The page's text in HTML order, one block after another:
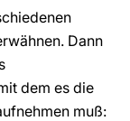
Dann
dem es die
muß: